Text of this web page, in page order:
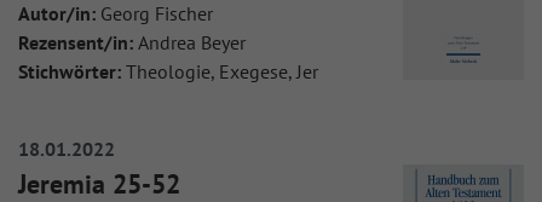
Autor/in: Georg Fischer
Rezensent/in: Andrea Beyer
Stichwörter: Theologie, Exegese, Jer
18.01.2022
Jeremia 25-52